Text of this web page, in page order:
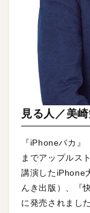
見る人／美
『iPhoneバカ
までアップルス
講演したiPhone
んき出版）、『
に発売されまし